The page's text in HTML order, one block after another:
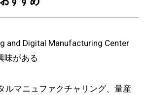
and Digital Manufacturing Center
味がある
ルマニュファクチャリング、量産